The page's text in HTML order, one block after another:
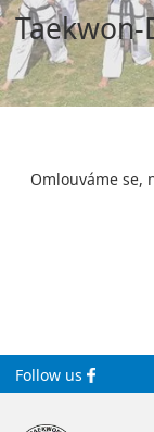
Taekwon-
Omlouváme se,
Follow us